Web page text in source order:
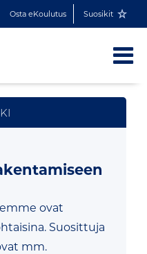
Osta eKoulutus Suosikit
ovat
Suosittuja
mm.